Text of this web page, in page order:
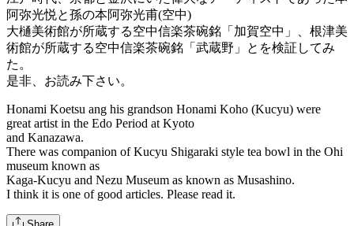
阿弥光悦と孫の本阿弥光甫(空中)
大樋美術館が所蔵する空中信楽茶碗銘「加賀空中」、根津美
術館が所蔵する空中信楽茶碗銘「武蔵野」とを検証してみ
た。
是非、お読み下さい。
Honami Koetsu ang his grandson Honami Koho (Kucyu) were
great artist in the Edo Period at Kyoto
and Kanazawa.
There was companion of Kucyu Shigaraki style tea bowl in the Ohi
museum known as
Kaga-Kucyu and Nezu Museum as known as Musashino.
I think it is one of good articles. Please read it.